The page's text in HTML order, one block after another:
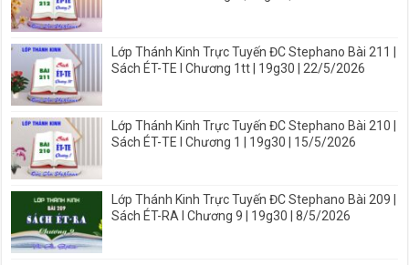
Lớp Thánh Kinh Trực Tuyến ĐC Stephano Bài 211 |
Sách ÉT-TE I Chương 1tt | 19g30 | 22/5/2026
Lớp Thánh Kinh Trực Tuyến ĐC Stephano Bài 210 |
Sách ÉT-TE I Chương 1 | 19g30 | 15/5/2026
Lớp Thánh Kinh Trực Tuyến ĐC Stephano Bài 209 |
Sách ÉT-RA I Chương 9 | 19g30 | 8/5/2026